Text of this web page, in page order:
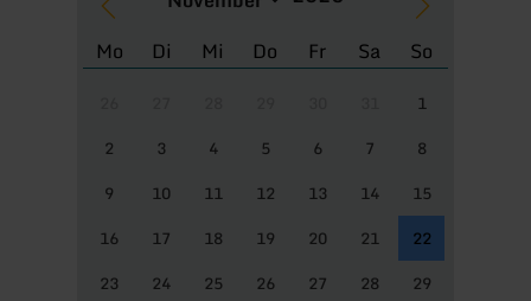
Mo Di Mi Do Fr Sa So
1
2
3 4 5 6 7
8
9
10 11 12 13 14
15
16
17 18 19 20 21
22
23
24 25 26 27 28
29